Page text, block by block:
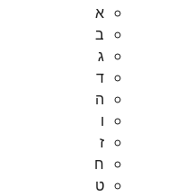
א
ב
ג
ד
ה
ו
ז
ח
ט